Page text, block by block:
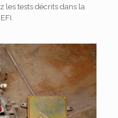
les tests décrits dans la